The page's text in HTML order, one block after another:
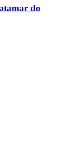
do